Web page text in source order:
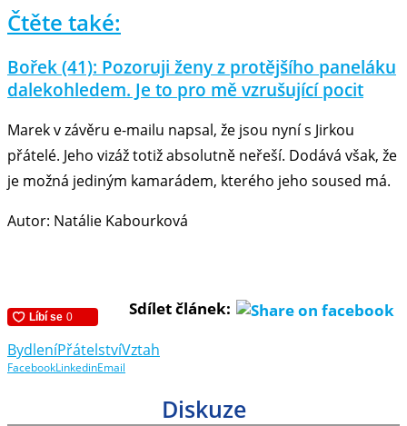
Čtěte také:
Bořek (41): Pozoruji ženy z protějšího paneláku
dalekohledem. Je to pro mě vzrušující pocit
Marek v závěru e-mailu napsal, že jsou nyní s Jirkou
přátelé. Jeho vizáž totiž absolutně neřeší. Dodává však, že
je možná jediným kamarádem, kterého jeho soused má.
Autor: Natálie Kabourková
Sdílet článek:
BydleníPřátelstvíVztah
FacebookLinkedinEmail
Diskuze